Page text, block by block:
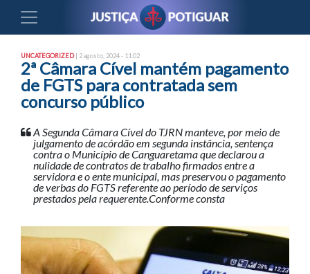
UNCATEGORIZED| 2 agosto, 2024 - 11:02
2ª Câmara Cível mantém pagamento
de FGTS para contratada sem
concurso público
A Segunda Câmara Cível do TJRN manteve, por meio de
julgamento de acórdão em segunda instância, sentença
contra o Município de Canguaretama que declarou a
nulidade de contratos de trabalho firmados entre a
servidora e o ente municipal, mas preservou o pagamento
de verbas do FGTS referente ao período de serviços
prestados pela requerente.Conforme consta